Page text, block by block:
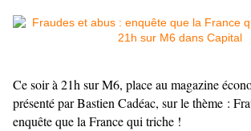
Ce soir à 21h sur M6, place au magazine
présenté par Bastien Cadéac, sur le thème :
enquête que la France qui triche !